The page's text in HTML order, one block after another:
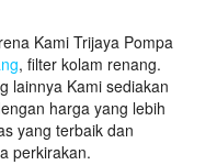
Kami Trijaya Pompa
, filter kolam renang.
lainnya Kami sediakan
harga yang lebih
yang terbaik dan
perkirakan.